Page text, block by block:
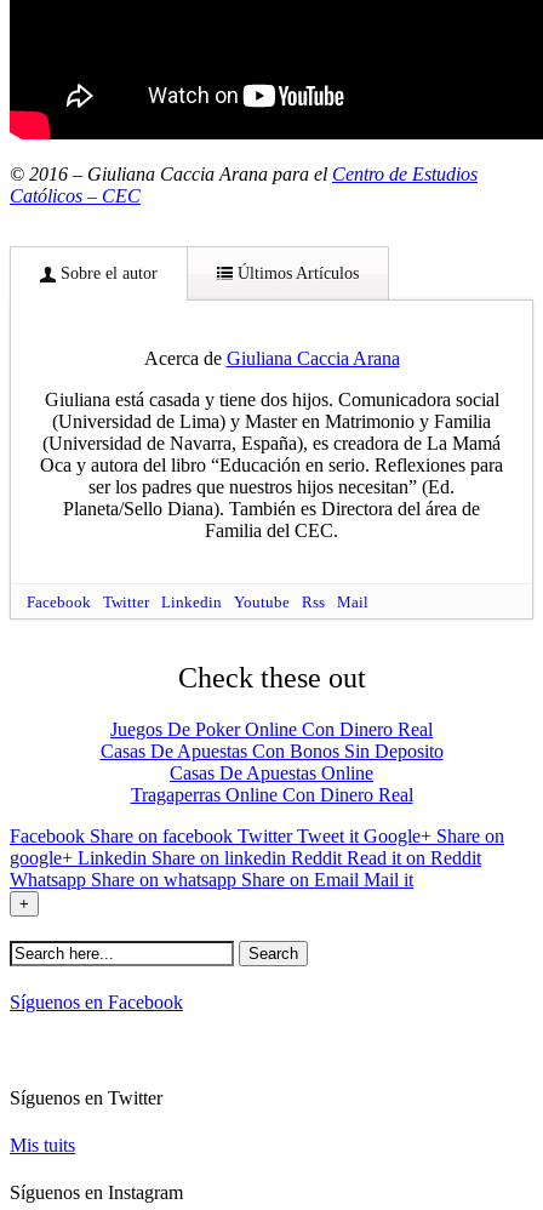
© 2016 – Giuliana Caccia Arana para el Centro de Estudios
Católicos – CEC
Sobre el autor Últimos Artículos
Acerca de Giuliana Caccia Arana
Giuliana está casada y tiene dos hijos. Comunicadora social
(Universidad de Lima) y Master en Matrimonio y Familia
(Universidad de Navarra, España), es creadora de La Mamá
Oca y autora del libro “Educación en serio. Reflexiones para
ser los padres que nuestros hijos necesitan” (Ed.
Planeta/Sello Diana). También es Directora del área de
Familia del CEC.
13 razones por…Situaciones límites
Entrevista a Agustín Laje - Familia e Ideología de
Género. Parte VII - Junio 30, 2017
La castidad - Junio 29, 2017
El valor del esfuerzo - Junio 26, 2017
Entrevista a Agustín Laje - Familia e Ideología de
Género. Parte VI - Junio 23, 2017
El silencio - Junio 22, 2017
La importancia de la lectura - Junio 19, 2017
Entrevista a Agustín Laje - Familia e Ideología de
Facebook Twitter Linkedin Youtube Rss Mail
Check these out
Juegos De Poker Online Con Dinero Real
Casas De Apuestas Con Bonos Sin Deposito
Casas De Apuestas Online
Tragaperras Online Con Dinero Real
Facebook Share on facebook Twitter Tweet it Google+ Share on
google+ Linkedin Share on linkedin Reddit Read it on Reddit
Whatsapp Share on whatsapp Share on Email Mail it
+
Síguenos en Facebook
Síguenos en Twitter
Mis tuits
Síguenos en Instagram